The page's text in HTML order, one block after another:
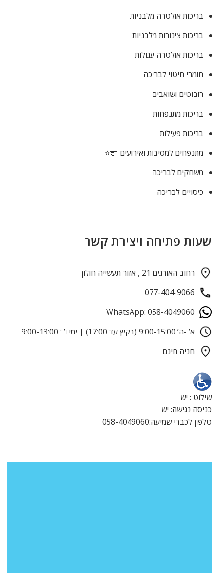
בריכות אולטרה מלבניות
בריכות צינורות מלבניות
בריכות אולטרה עגולות
חומרי חיטוי לבריכה
רובוטים ושואבים
בריכות מתנפחות
בריכות פעילות
מתנפחים למסיבות ואירועים 🎊⭐
משחקים לבריכה
כיסויים לבריכה
שעות פתיחה ויצירת קשר
רחוב האורגים 21 , אזור תעשייה חולון
077-404-9066
WhatsApp: 058-4049060
א’ -ה’ 9:00-15:00 (בקיץ עד 17:00) | ימי ו’ : 9:00-13:00
חניה חינם
שילוט : יש
כניסה נגישה: יש
טלפון לכבדי שמיעה:058-4049060